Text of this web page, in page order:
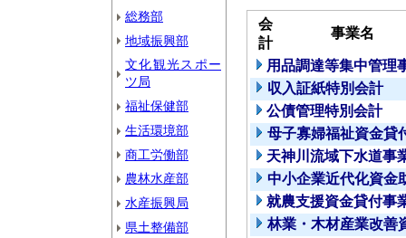
総務部
地域振興部
文化観光スポー
ツ局
福祉保健部
生活環境部
商工労働部
農林水産部
水産振興局
県土整備部
会
計
事業名
用品調達等集中管理
収入証紙特別会計
公債管理特別会計
母子寡婦福祉資金貸
天神川流域下水道事
中小企業近代化資金
就農支援資金貸付事
林業・木材産業改善